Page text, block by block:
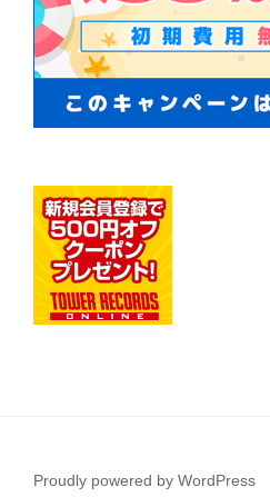
Proudly powered by WordPress